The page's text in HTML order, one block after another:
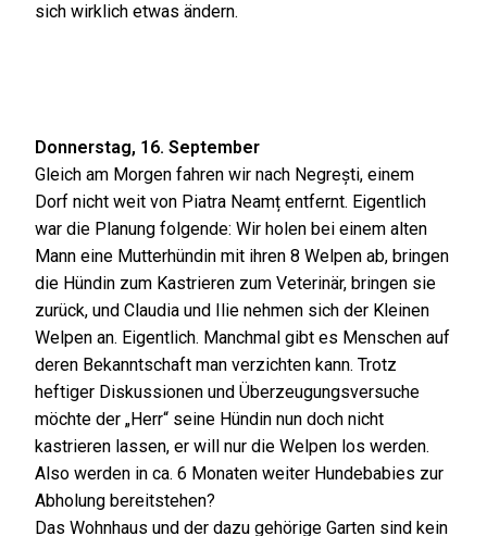
sich wirklich etwas ändern.
Donnerstag, 16. September
Gleich am Morgen fahren wir nach Negrești, einem
Dorf nicht weit von Piatra Neamț entfernt. Eigentlich
war die Planung folgende: Wir holen bei einem alten
Mann eine Mutterhündin mit ihren 8 Welpen ab, bringen
die Hündin zum Kastrieren zum Veterinär, bringen sie
zurück, und Claudia und Ilie nehmen sich der Kleinen
Welpen an. Eigentlich. Manchmal gibt es Menschen auf
deren Bekanntschaft man verzichten kann. Trotz
heftiger Diskussionen und Überzeugungsversuche
möchte der „Herr“ seine Hündin nun doch nicht
kastrieren lassen, er will nur die Welpen los werden.
Also werden in ca. 6 Monaten weiter Hundebabies zur
Abholung bereitstehen?
Das Wohnhaus und der dazu gehörige Garten sind kein